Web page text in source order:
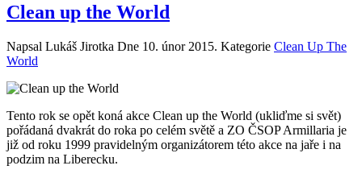
Clean up the World
Napsal Lukáš Jirotka Dne 10. únor 2015. Kategorie Clean Up The
World
Tento rok se opět koná akce Clean up the World (ukliďme si svět)
pořádaná dvakrát do roka po celém světě a ZO ČSOP Armillaria je
již od roku 1999 pravidelným organizátorem této akce na jaře i na
podzim na Liberecku.